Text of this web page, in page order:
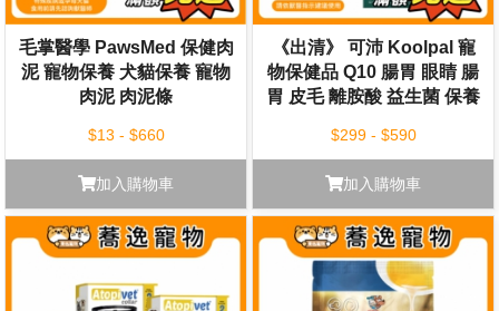
毛掌醫學 PawsMed 保健肉
泥 寵物保養 犬貓保養 寵物
肉泥 肉泥條
$13 - $660
加入購物車
《出清》 可沛 Koolpal 寵
物保健品 Q10 腸胃 眼睛 腸
胃 皮毛 離胺酸 益生菌 保養
$299 - $590
加入購物車